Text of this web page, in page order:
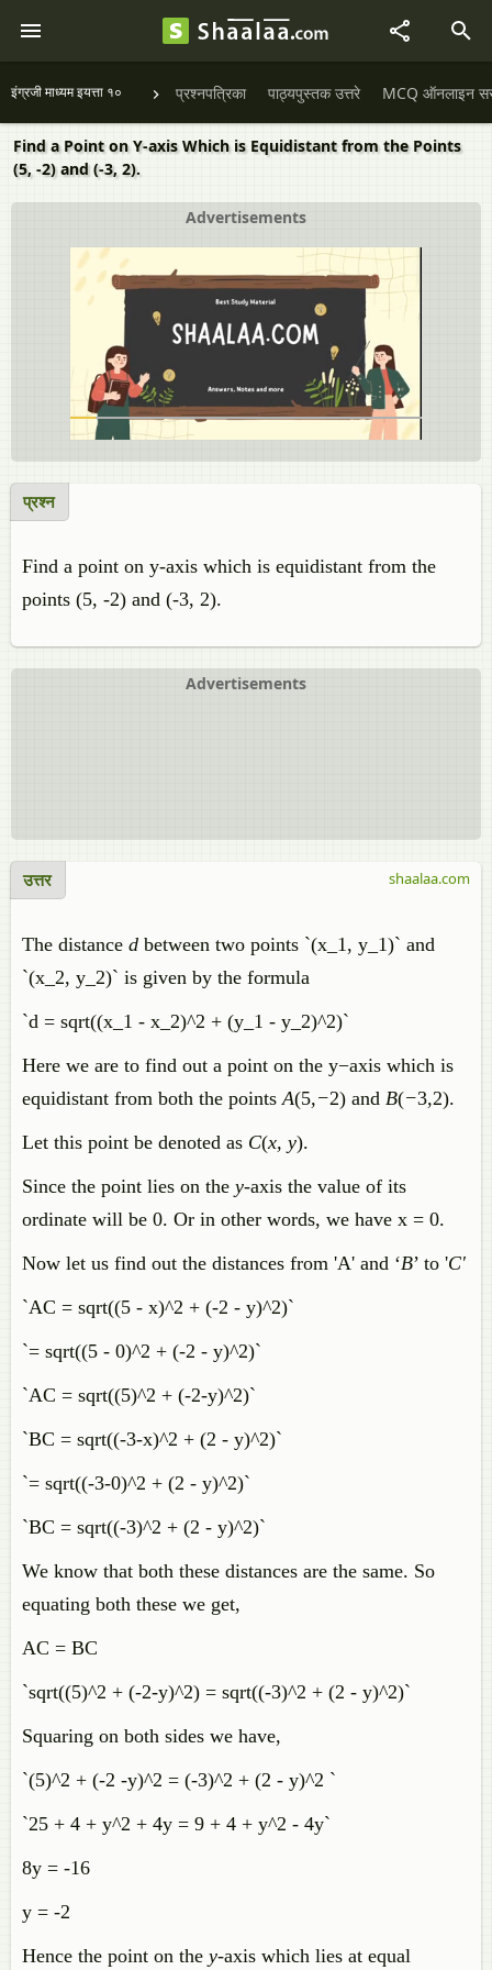
इंग्रजी माध्यम इयत्ता १० प्रश्नपत्रिका पाठ्यपुस्तक उत्तरे MCQ ऑनलाइन
Find a Point on Y-axis Which is Equidistant from the Points
(5, -2) and (-3, 2).
Advertisements
प्रश्न
Find a point on y-axis which is equidistant from the
points (5, -2) and (-3, 2).
Advertisements
उत्तर
The distance d between two points `(x_1, y_1)` and
`(x_2, y_2)` is given by the formula
`d = sqrt((x_1 - x_2)^2 + (y_1 - y_2)^2)`
Here we are to find out a point on the y−axis which is
equidistant from both the pointsA(5,−2) and B(−3,2).
Let this point be denoted as C(x, y).
Since the point lies on the y-axis the value of its
ordinate will be 0. Or in other words, we have x = 0.
Now let us find out the distances from 'A' and ‘B’ to 'C'
`AC = sqrt((5 - x)^2 + (-2 - y)^2)`
`= sqrt((5 - 0)^2 + (-2 - y)^2)`
`AC = sqrt((5)^2 + (-2-y)^2)`
`BC = sqrt((-3-x)^2 + (2 - y)^2)`
`= sqrt((-3-0)^2 + (2 - y)^2)`
`BC = sqrt((-3)^2 + (2 - y)^2)`
We know that both these distances are the same. So
equating both these we get,
AC = BC
`sqrt((5)^2 + (-2-y)^2) = sqrt((-3)^2 + (2 - y)^2)`
Squaring on both sides we have,
`(5)^2 + (-2 -y)^2 = (-3)^2 + (2 - y)^2 `
`25 + 4 + y^2 + 4y = 9 + 4 + y^2 - 4y`
8y = -16
y = -2
Hence the point on the y-axis which lies at equal
shaalaa.com